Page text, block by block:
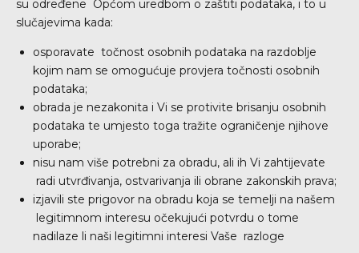
su određene Općom uredbom o zaštiti podataka, i to u
slučajevima kada:
osporavate točnost osobnih podataka na razdoblje
kojim nam se omogućuje provjera točnosti osobnih
podataka;
obrada je nezakonita i Vi se protivite brisanju osobnih
podataka te umjesto toga tražite ograničenje njihove
uporabe;
nisu nam više potrebni za obradu, ali ih Vi zahtijevate
radi utvrđivanja, ostvarivanja ili obrane zakonskih prava;
izjavili ste prigovor na obradu koja se temelji na našem
legitimnom interesu očekujući potvrdu o tome
nadilaze li naši legitimni interesi Vaše razloge